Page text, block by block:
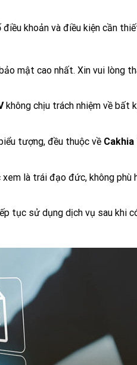
khoản và điều kiện cần
mật cao nhất. Xin vui lòng
không chịu trách nhiệm về bất
tượng, đều thuộc về Cakhia
là trái đạo đức, không phù
tục sử dụng dịch vụ sau khi